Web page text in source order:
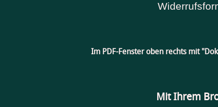
Im PDF-Fenster oben rechts mit
Mit Ihrem